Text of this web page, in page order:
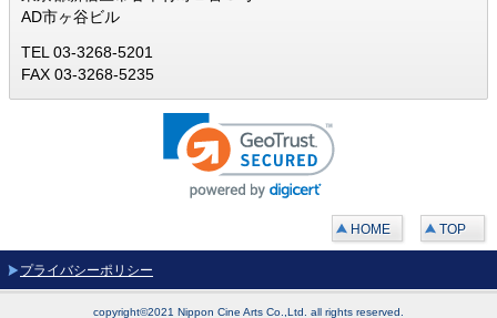
AD市ヶ谷ビル
TEL 03-3268-5201
FAX 03-3268-5235
HOME TOP
プライバシーポリシー
copyright©2021 Nippon Cine Arts Co.,Ltd. all rights reserved.